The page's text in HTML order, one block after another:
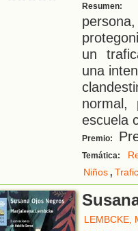
Resumen:
un
una
escuela
Premio:
Temática:
Niños,
LEMBCKE,